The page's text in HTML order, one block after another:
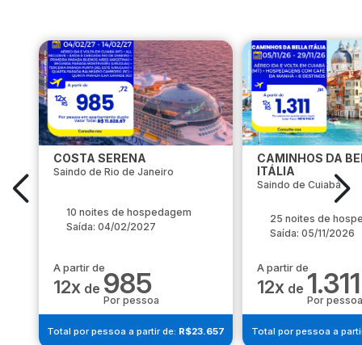
COSTA SERENA
Saindo de Rio de Janeiro
10 noites de hospedagem
Saída: 04/02/2027
A partir de
12x de 985
Por pessoa
Total por pessoa a partir de: R$23.657
CAMINHOS DA
ITÁLIA
Saindo de Cuiabá
25 noites de
Saída: 05/11/2026
A partir de
12x de 1.311
Por pessoa
Total por pessoa a